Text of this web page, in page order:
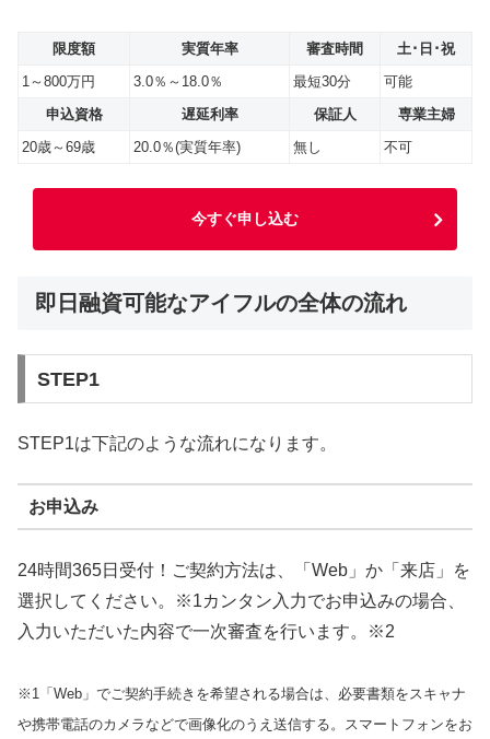
限度額 実質年率 審査時間
土･日･祝
1～800万円
3.0％～18.0％ 最短30分
可能
申込資格
遅延利率 保証人
専業主婦
20歳～69歳
20.0％(実質年率) 無し 不可
今すぐ申し込む
即日融資可能なアイフルの全体の流れ
STEP1
STEP1は下記のような流れになります。
お申込み
24時間365日受付！ご契約方法は、「Web」か「来店」を
選択してください。※1カンタン入力でお申込みの場合、
入力いただいた内容で一次審査を行います。※2
※1「Web」でご契約手続きを希望される場合は、必要書類をスキャナ
や携帯電話のカメラなどで画像化のうえ送信する。スマートフォンをお